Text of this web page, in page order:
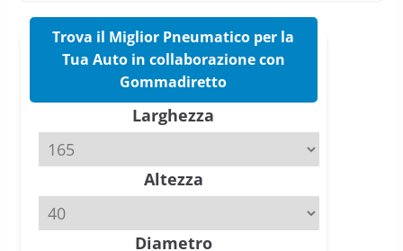
Pirelli P Zero Trofeo RS: per
slick da battere
Michelin Pilot Sport 4 S – Test
su Range Rover Sport D350 HST
11 Aprile 2026 15 min read
Trova il Miglior Pneumatico per la
Tua Auto in collaborazione con
Gommadiretto
Larghezza
Altezza
Diametro